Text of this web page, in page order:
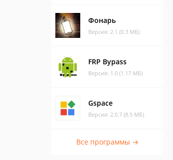
Фонарь
Версия: 2.1 (0.3 МБ)
FRP Bypass
Версия: 1.0 (1.17 МБ)
Gspace
Версия: 2.0.7 (8.5 МБ)
Все программы →